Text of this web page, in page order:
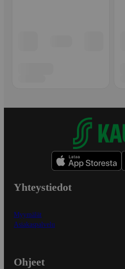
Yhteystiedot
Myymälät
Asiakaspalvelu
Ohjeet